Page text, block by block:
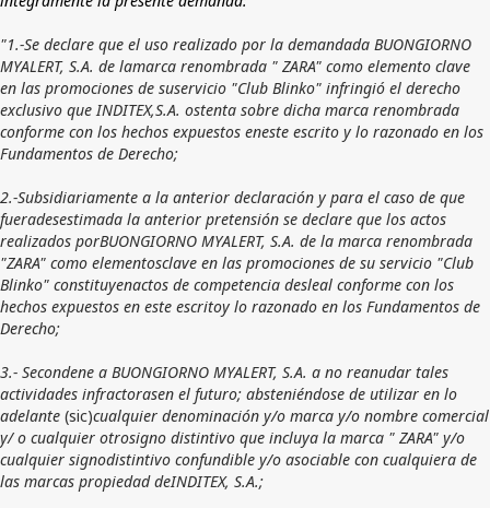
"1.-Se declare que el uso realizado por la demandada BUONGIORNO
MYALERT, S.A. de lamarca renombrada " ZARA" como elemento clave
en las promociones de suservicio "Club Blinko" infringió el derecho
exclusivo que INDITEX,S.A. ostenta sobre dicha marca renombrada
conforme con los hechos expuestos eneste escrito y lo razonado en los
Fundamentos de Derecho;
2.-Subsidiariamente a la anterior declaración y para el caso de que
fueradesestimada la anterior pretensión se declare que los actos
realizados porBUONGIORNO MYALERT, S.A. de la marca renombrada
"ZARA" como elementosclave en las promociones de su servicio "Club
Blinko" constituyenactos de competencia desleal conforme con los
hechos expuestos en este escritoy lo razonado en los Fundamentos de
Derecho;
3.- Secondene a BUONGIORNO MYALERT, S.A. a no reanudar tales
actividades infractorasen el futuro; absteniéndose de utilizar en lo
adelante (sic)cualquier denominación y/o marca y/o nombre comercial
y/ o cualquier otrosigno distintivo que incluya la marca " ZARA" y/o
cualquier signodistintivo confundible y/o asociable con cualquiera de
las marcas propiedad deINDITEX, S.A.;